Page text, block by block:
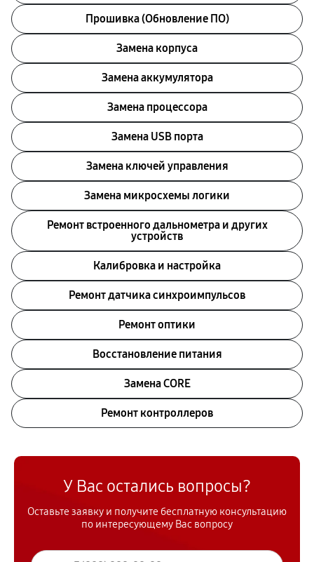
Прошивка (Обновление ПО)
Замена корпуса
Замена аккумулятора
Замена процессора
Замена USB порта
Замена ключей управления
Замена микросхемы логики
Ремонт встроенного дальнометра и других
устройств
Калибровка и настройка
Ремонт датчика синхроимпульсов
Ремонт оптики
Восстановление питания
Замена CORE
Ремонт контроллеров
У Вас остались вопросы?
Оставьте заявку и получите бесплатную консультацию
по интересующему Вас вопросу